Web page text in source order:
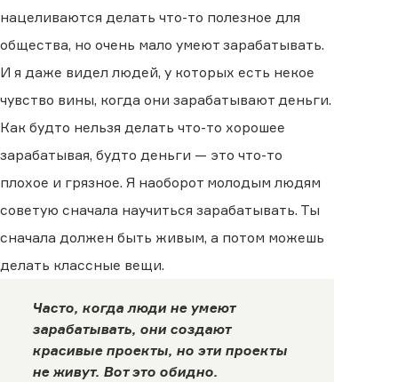
нацеливаются делать что-то полезное для
общества, но очень мало умеют зарабатывать.
И я даже видел людей, у которых есть некое
чувство вины, когда они зарабатывают деньги.
Как будто нельзя делать что-то хорошее
зарабатывая, будто деньги — это что-то
плохое и грязное. Я наоборот молодым людям
советую сначала научиться зарабатывать. Ты
сначала должен быть живым, а потом можешь
делать классные вещи.
Часто, когда люди не умеют
зарабатывать, они создают
красивые проекты, но эти проекты
не живут. Вот это обидно.